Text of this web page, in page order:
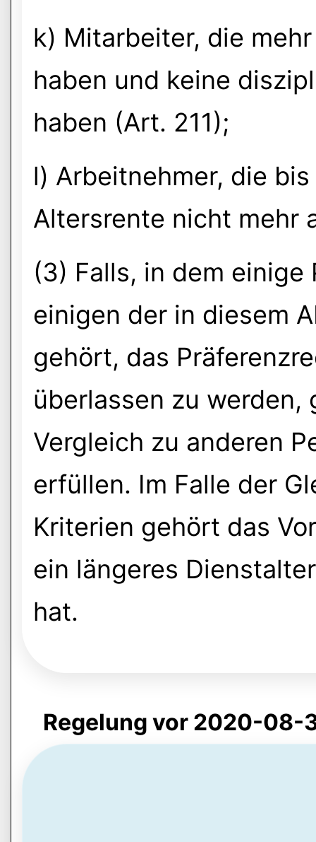
k) Mitarbeiter, die
haben und keine
haben (Art. 211);
l) Arbeitnehmer, die
Altersrente nicht mehr
(3) Falls, in dem
einigen der in diesem
gehört, das
überlassen zu werden,
Vergleich zu anderen
erfüllen. Im Falle der
Kriterien gehört das
ein längeres
hat.
Regelung vor 2020-08-